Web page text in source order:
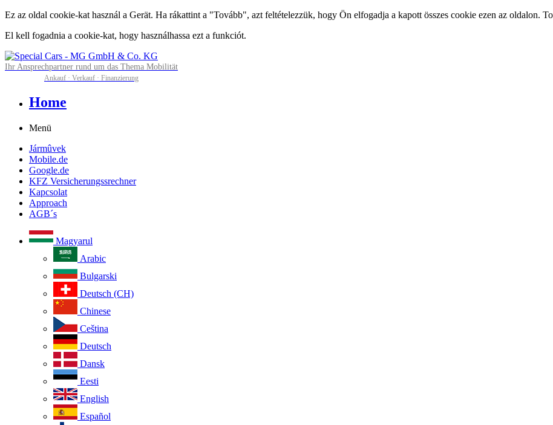
Ez az oldal cookie-kat használ a Gerät. Ha rákattint a "Tovább", azt feltételezzük, hogy Ön elfogadja a kapott összes cookie ezen az oldalon.
El kell fogadnia a cookie-kat, hogy használhassa ezt a funkciót.
Ihr Ansprechpartner rund um das Thema Mobilität
Ankauf · Verkauf · Finanzierung
Home
Menü
Jármûvek
Mobile.de
Google.de
KFZ Versicherungssrechner
Kapcsolat
Approach
AGB´s
Magyarul
Arabic
Bulgarski
Deutsch (CH)
Chinese
Ceština
Deutsch
Dansk
Eesti
English
Español